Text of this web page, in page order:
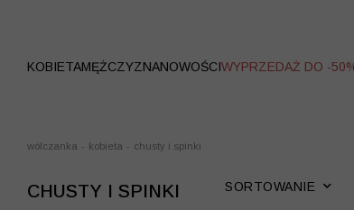
KOBIETAMĘŻCZYZNANOWOŚCIWYPRZEDAŻ DO -
wólczanka - kobieta - chusty i spinki
CHUSTY I SPINKI SORTOWANIE